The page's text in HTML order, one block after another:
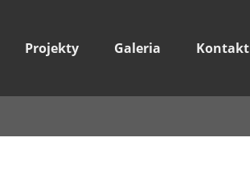
Projekty Galeria Kontakt